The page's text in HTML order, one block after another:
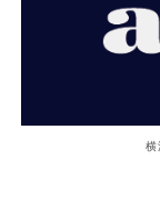
元
横